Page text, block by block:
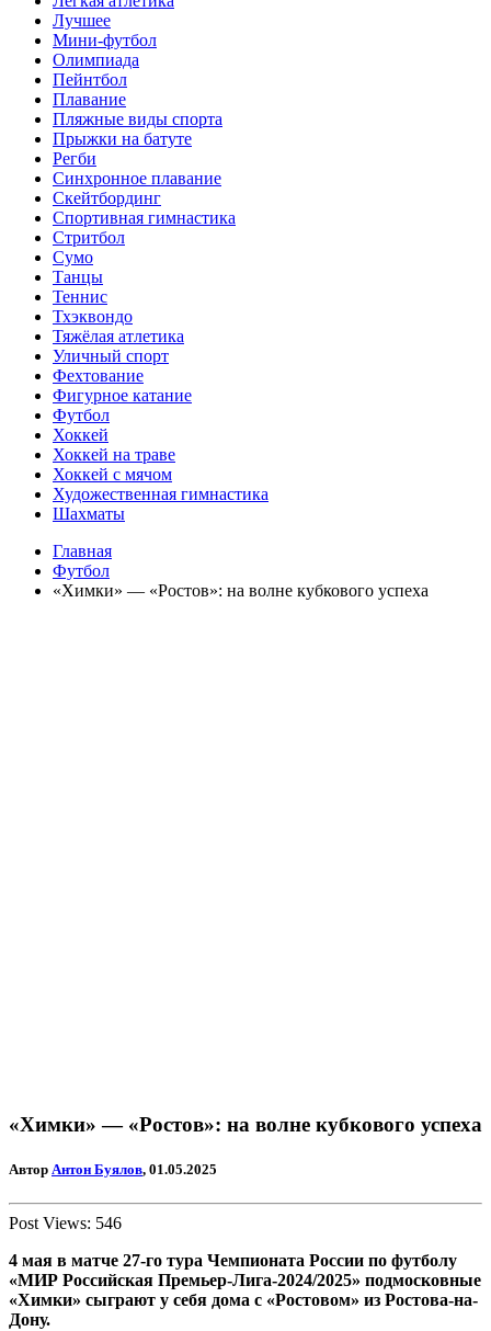
Лучшее
Мини-футбол
Олимпиада
Пейнтбол
Плавание
Пляжные виды спорта
Прыжки на батуте
Регби
Синхронное плавание
Скейтбординг
Спортивная гимнастика
Стритбол
Сумо
Танцы
Теннис
Тхэквондо
Тяжёлая атлетика
Уличный спорт
Фехтование
Фигурное катание
Футбол
Хоккей
Хоккей на траве
Хоккей с мячом
Художественная гимнастика
Шахматы
Главная
Футбол
«Химки» — «Ростов»: на волне кубкового успеха
«Химки» — «Ростов»: на волне кубкового успеха
Автор Антон Буялов, 01.05.2025
Post Views: 546
4 мая в матче 27-го тура Чемпионата России по футболу
«МИР Российская Премьер-Лига-2024/2025» подмосковные
«Химки» сыграют у себя дома с «Ростовом» из Ростова-на-
Дону.